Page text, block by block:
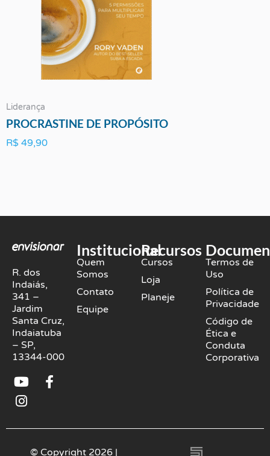
Liderança
PROCRASTINE DE PROPÓSITO
R$ 49,90
R. dos
Indaiás,
341 –
Jardim
Santa Cruz,
Indaiatuba
– SP,
13344-000
Y
o
t
F
e
o
I
n
t
Institucional
Quem
Somos
Contato
Equipe
Recursos
Cursos
Loja
Planeje
Termos de
Uso
Política de
Privacidade
Código de
Ética e
Conduta
Corporativa
© Copyright 2026 |